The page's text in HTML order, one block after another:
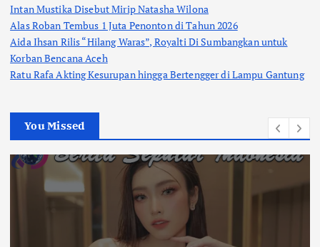
Intan Mustika Disebut Mirip Natasha Wilona
Alas Roban Tembus 1 Juta Penonton di Tahun 2026
Aida Ihsan Rilis “Hilang Waras”, Royalti Di Sumbangkan untuk
Korban Bencana Aceh
Ratu Rafa Akting Kesurupan hingga Bertengger di Lampu Gantung
You Missed